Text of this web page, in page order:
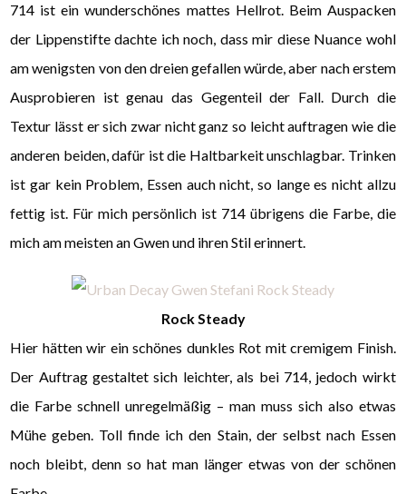
714 ist ein wunderschönes mattes Hellrot. Beim Auspacken
der Lippenstifte dachte ich noch, dass mir diese Nuance wohl
am wenigsten von den dreien gefallen würde, aber nach erstem
Ausprobieren ist genau das Gegenteil der Fall. Durch die
Textur lässt er sich zwar nicht ganz so leicht auftragen wie die
anderen beiden, dafür ist die Haltbarkeit unschlagbar. Trinken
ist gar kein Problem, Essen auch nicht, so lange es nicht allzu
fettig ist. Für mich persönlich ist 714 übrigens die Farbe, die
mich am meisten an Gwen und ihren Stil erinnert.
Rock Steady
Hier hätten wir ein schönes dunkles Rot mit cremigem Finish.
Der Auftrag gestaltet sich leichter, als bei 714, jedoch wirkt
die Farbe schnell unregelmäßig – man muss sich also etwas
Mühe geben. Toll finde ich den Stain, der selbst nach Essen
noch bleibt, denn so hat man länger etwas von der schönen